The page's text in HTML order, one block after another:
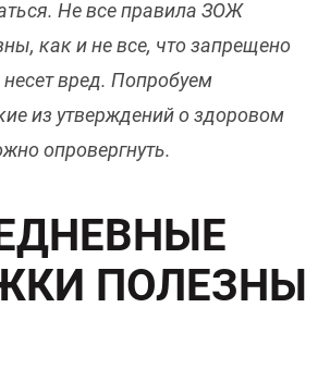
Не все правила ЗОЖ
как и не все, что запрещено
вред. Попробуем
из утверждений о здоровом
опровергнуть.
ПОЛЕЗНЫ